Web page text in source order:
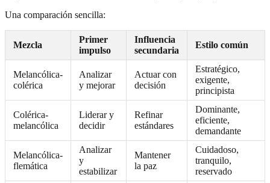
Una comparación sencilla:
Mezcla
Primer
impulso
Influencia
secundaria
Estilo común
Melancólica-
colérica
Analizar
y mejorar
Actuar con
decisión
Estratégico,
exigente,
principista
Colérica-
melancólica
Liderar y
decidir
Refinar
estándares
Dominante,
eficiente,
demandante
Melancólica-
flemática
Analizar
y
estabilizar
Mantener
la paz
Cuidadoso,
tranquilo,
reservado